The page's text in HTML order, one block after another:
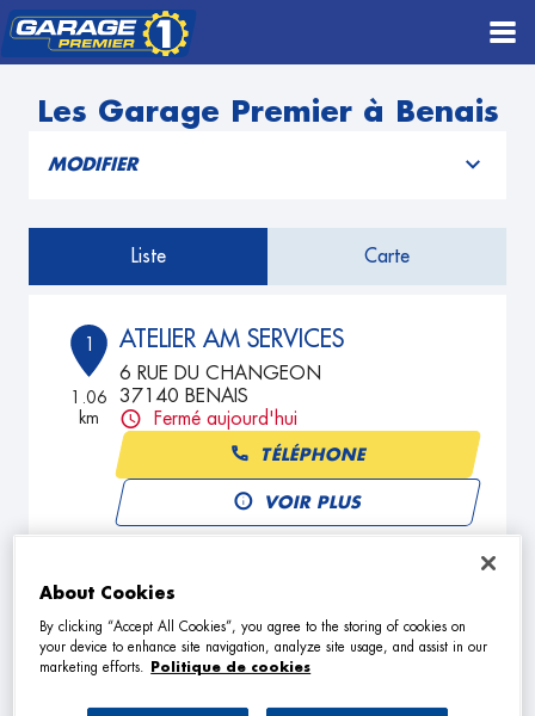
Les Garage Premier à Benais
MODIFIER
Liste Carte
1
1.06
km
ATELIER AM SERVICES
6 RUE DU CHANGEON
37140 BENAIS
Fermé aujourd'hui
TÉLÉPHONE
VOIR PLUS
13.73
km
MECA SERVICES 37
12 rue Gustave Eiffel
37500 CHINON
Fermé aujourd'hui
About Cookies
By clicking “Accept All Cookies”, you agree to the storing of cookies on
your device to enhance site navigation, analyze site usage, and assist in our
marketing efforts.
Politique de cookies